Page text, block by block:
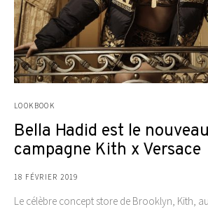
LOOKBOOK
Bella Hadid est le
campagne Kith x Versace
18 FÉVRIER 2019
Le célèbre concept store de Brooklyn, Kith,